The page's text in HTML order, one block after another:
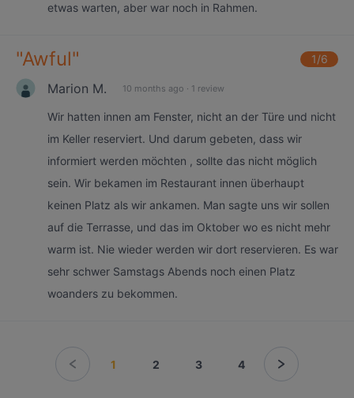
etwas warten, aber war noch in Rahmen.
"Awful" 1/6
Marion M. 10 months ago · 1 review
Wir hatten innen am Fenster, nicht an der Türe und nicht
im Keller reserviert. Und darum gebeten, dass wir
informiert werden möchten , sollte das nicht möglich
sein. Wir bekamen im Restaurant innen überhaupt
keinen Platz als wir ankamen. Man sagte uns wir sollen
auf die Terrasse, und das im Oktober wo es nicht mehr
warm ist. Nie wieder werden wir dort reservieren. Es war
sehr schwer Samstags Abends noch einen Platz
woanders zu bekommen.
1 2 3 4